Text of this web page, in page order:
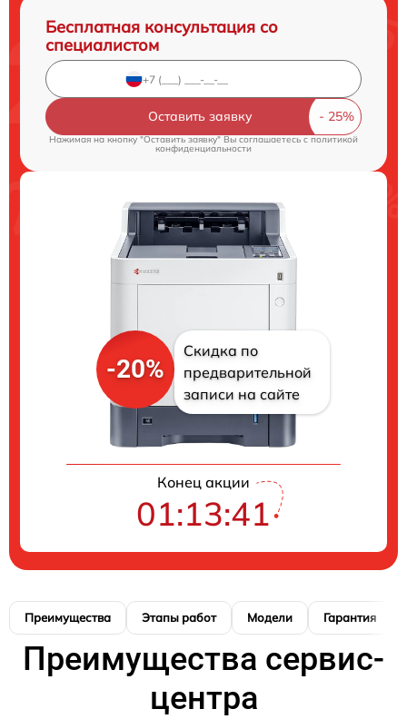
Бесплатная консультация со
специалистом
Оставить заявку
Нажимая на кнопку "Оставить заявку" Вы соглашаетесь c политикой
конфиденциальности
-20%
Скидка по
предварительной
записи на сайте
Конец акции
01:13:39
Преимущества Этапы работ Модели Гарантия
Преимущества сервис-
центра